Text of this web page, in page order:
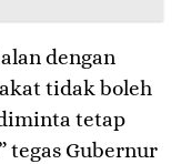
dengan
tidak boleh
tetap
tegas Gubernur